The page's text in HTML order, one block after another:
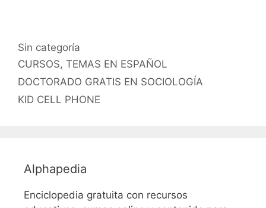
Categorías
Sin categoría
Etiquetas
CURSOS, TEMAS EN ESPAÑOL
DOCTORADO GRATIS EN SOCIOLOGÍA
KID CELL PHONE
Alphapedia
Enciclopedia gratuita con recursos